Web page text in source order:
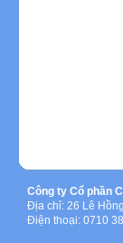
Công ty Cổ phần
Địa chỉ: 26 Lê
Điện thoại: 0710